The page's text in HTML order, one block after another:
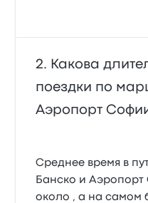
Какова
поездки по
Аэропорт
Среднее время в
Банско и Аэропорт
около , а на самом